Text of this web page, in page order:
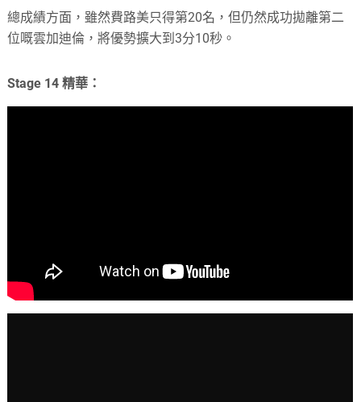
總成績方面，雖然費路美只得第20名，但仍然成功拋離第二
位嘅雲加迪倫，將優勢擴大到3分10秒。
Stage 14 精華：